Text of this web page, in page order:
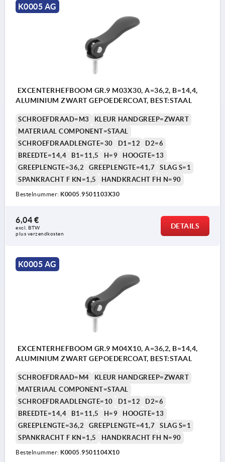
K0005 AG
EXCENTERHEFBOOM GR.9 M03X30, A=36,2, B=14,4,
ALUMINIUM ZWART GEPOEDERCOAT, BEST:STAAL
SCHROEFDRAAD=M3
KLEUR HANDGREEP=ZWART
MATERIAAL COMPONENT=STAAL
SCHROEFDRAADLENGTE=30
D1=12
D2=6
BREEDTE=14,4
B1=11,5 H=9
HOOGTE=13
GREEPLENGTE=36,2
GREEPLENGTE=41,7
SLAG S=1
SPANKRACHT F KN=1,5
HANDKRACHT FH N=90
Bestelnummer: K0005.9501103X30
6,04 €
excl. BTW
plus verzendkosten
DETAILS
K0005 AG
EXCENTERHEFBOOM GR.9 M04X10, A=36,2, B=14,4,
ALUMINIUM ZWART GEPOEDERCOAT, BEST:STAAL
SCHROEFDRAAD=M4
KLEUR HANDGREEP=ZWART
MATERIAAL COMPONENT=STAAL
SCHROEFDRAADLENGTE=10
D1=12
D2=6
BREEDTE=14,4
B1=11,5 H=9
HOOGTE=13
GREEPLENGTE=36,2
GREEPLENGTE=41,7
SLAG S=1
SPANKRACHT F KN=1,5
HANDKRACHT FH N=90
Bestelnummer: K0005.9501104X10